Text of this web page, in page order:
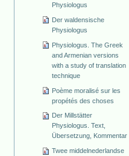
Physiologus
Der waldensische
Physiologus
Physiologus. The Greek
and Armenian versions
with a study of translation
technique
Poème moralisé sur les
propétés des choses
Der Millstätter
Physiologus. Text,
Übersetzung, Kommentar
Twee middelnederlandse